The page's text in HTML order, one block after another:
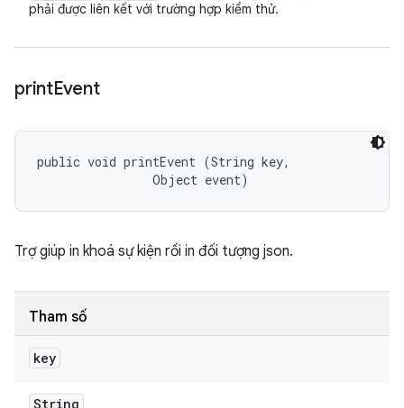
phải được liên kết với trường hợp kiểm thử.
printEvent
public void printEvent (String key,
                Object event)
Trợ giúp in khoá sự kiện rồi in đối tượng json.
Tham số
key
String